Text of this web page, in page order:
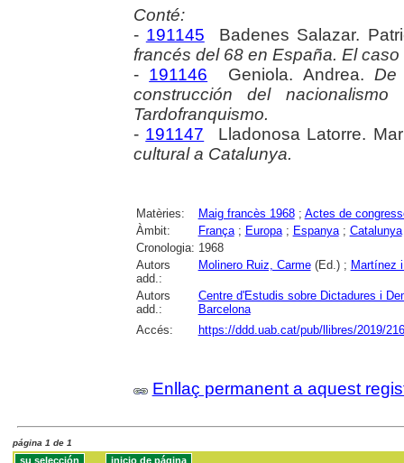
Conté:
- 191145 Badenes Salazar.
francés del 68 en España. El caso
- 191146 Geniola. Andrea.De
construcción del
Tardofranquismo.
- 191147 Lladonosa Latorre.
cultural a Catalunya.
Matèries: Maig francès 1968; Actes de
Àmbit:
França; Europa; Espanya; Catalunya
Cronologia: 1968
Autors
add.:
Molinero Ruiz, Carme(Ed.) ; Martínez
Autors
add.:
Centre d'Estudis sobre Dictadures i
Barcelona
Accés:
https://ddd.uab.cat/pub/llibres/2019/
Enllaç permanent a aquest
página 1 de 1